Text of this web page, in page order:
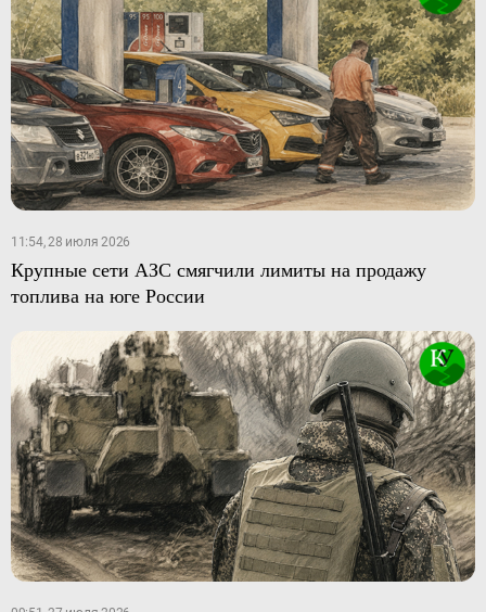
11:54, 28 июля 2026
Крупные сети АЗС смягчили лимиты на продажу
топлива на юге России